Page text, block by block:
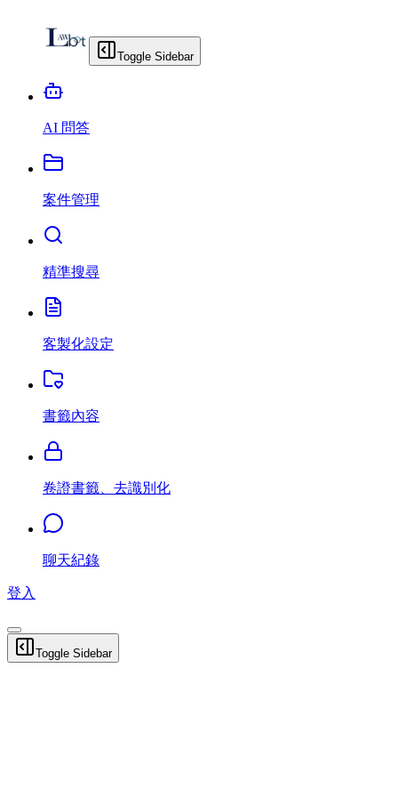
Toggle Sidebar
AI 問答
案件管理
精準搜尋
客製化設定
書籤內容
卷證書籤、去識別化
聊天紀錄
登入
Toggle Sidebar